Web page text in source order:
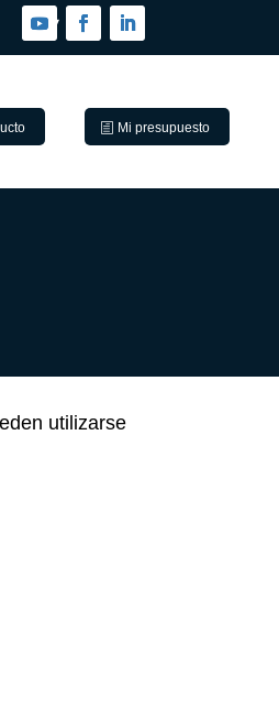
Mi presupuesto
utilizarse